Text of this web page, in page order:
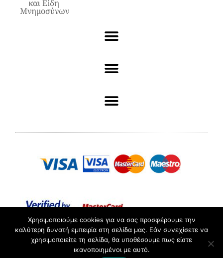
και Είδη
Μνημοσύνων
ΑΡ. ΓΕΜΗ :098361503000 //© 2022 Pliotas // All rights
Reserved.
Χρησιμοποιούμε cookies για να σας προσφέρουμε την
καλύτερη δυνατή εμπειρία στη σελίδα μας. Εάν συνεχίσετε να
χρησιμοποιείτε τη σελίδα, θα υποθέσουμε πως είστε
ικανοποιημένοι με αυτό.